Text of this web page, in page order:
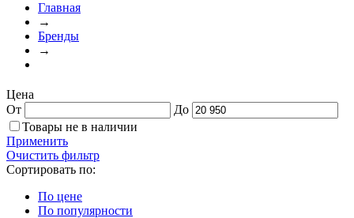
Главная
→
Бренды
→
Цена
От
До
Товары не в наличии
Применить
Очистить фильтр
Сортировать по:
По цене
По популярности